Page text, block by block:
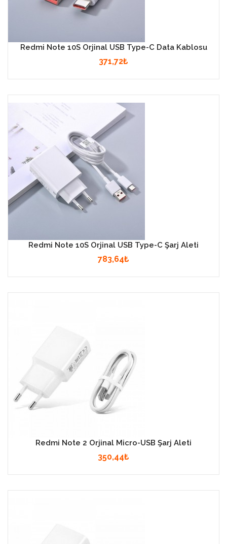
Redmi Note 10S Orjinal USB Type-C Data Kablosu
371,72₺
Redmi Note 10S Orjinal USB Type-C Şarj Aleti
783,64₺
Redmi Note 2 Orjinal Micro-USB Şarj Aleti
350,44₺